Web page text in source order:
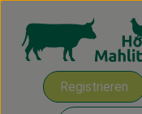
Registrieren